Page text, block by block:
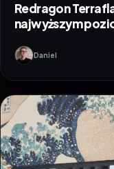
Redragon
najwyższym
Daniel